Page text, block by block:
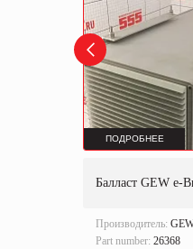
ПОДРОБНЕЕ
Балласт GEW e-
Производитель:
Part number: 26368